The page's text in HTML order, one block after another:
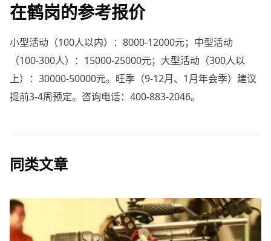
在鹤岗的参考报价
小型活动（100人以内）：8000-12000元；中型活动
（100-300人）：15000-25000元；大型活动（300人以
上）：30000-50000元。旺季（9-12月、1月年会季）建议
提前3-4周预定。咨询电话：400-883-2046。
同类文章